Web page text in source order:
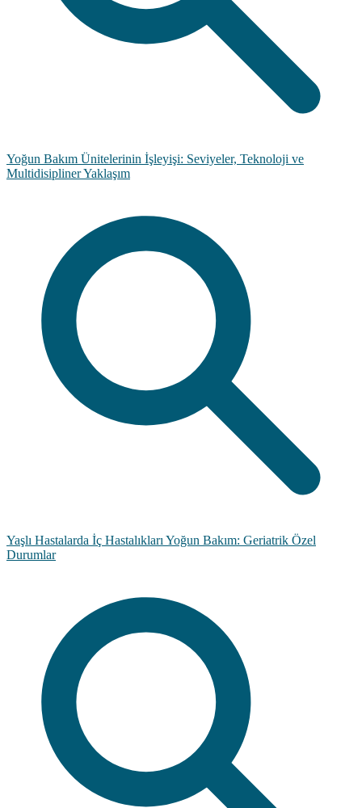
Yoğun Bakım Ünitelerinin İşleyişi: Seviyeler, Teknoloji ve
Multidisipliner Yaklaşım
Yaşlı Hastalarda İç Hastalıkları Yoğun Bakım: Geriatrik Özel
Durumlar